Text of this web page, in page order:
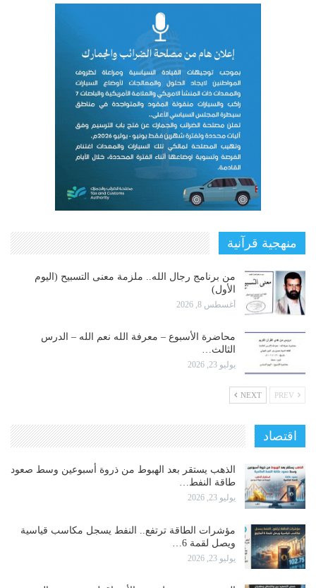
منهجية قرآنية
من برنامج رجال الله.. ملزمة معنى التسبيح (اليوم
الأول)
أغسطس 8, 2026
محاضرة الأسبوع – معرفة الله نعم الله – الدرس
الثالث…
يوليو 23, 2026
NEXT
اقتصاد
الذهب يستقر بعد الهبوط من ذروة أسبوعين وسط صعود
طاقة النفط…
يوليو 23, 2026
مؤشرات الطاقة ترتفع.. النفط يسجل مكاسب قياسية
ويصل لقمة 6…
يوليو 23, 2026